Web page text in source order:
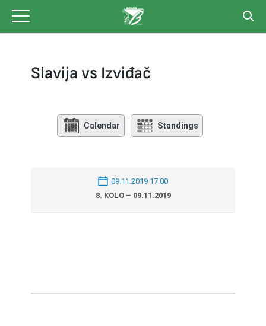
content
Slavija vs Izviđač
Calendar Standings
09.11.2019 17:00
8. KOLO – 09.11.2019